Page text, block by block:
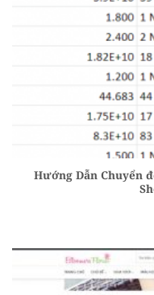
Hướng Dẫn Chuyển